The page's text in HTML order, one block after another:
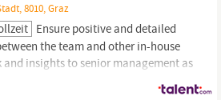
8010, Graz
Ensure positive and detailed
the team and other in-house
insights to senior management as
strategic relationships with
systems,
and